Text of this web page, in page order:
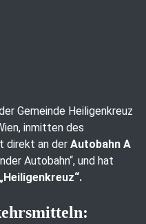
Gemeinde Heiligenkreuz
inmitten des
direkt an der Autobahn A
Autobahn“, und hat